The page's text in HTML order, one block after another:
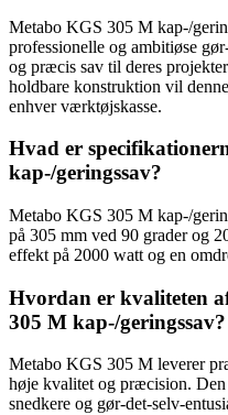
Metabo KGS 305 M kap-/
professionelle og ambitiøse
og præcis sav til deres
holdbare konstruktion vil
enhver værktøjskasse.
Hvad er
kap-/geringssav?
Metabo KGS 305 M kap-/
på 305 mm ved 90 grader og
effekt på 2000 watt og en
Hvordan er kvaliteten
305 M kap-/geringssav?
Metabo KGS 305 M leverer
høje kvalitet og præcision.
snedkere og gør-det-selv-